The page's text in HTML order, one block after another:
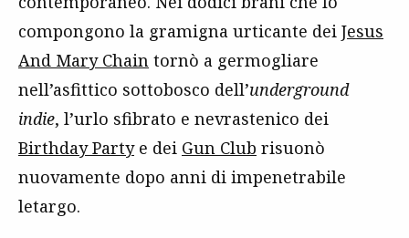
compongono la gramigna urticante dei Jesus
And Mary Chain tornò a germogliare
nell’asfittico sottobosco dell’underground
indie, l’urlo sfibrato e nevrastenico dei
Birthday Partye dei Gun Club risuonò
nuovamente dopo anni di impenetrabile
letargo.